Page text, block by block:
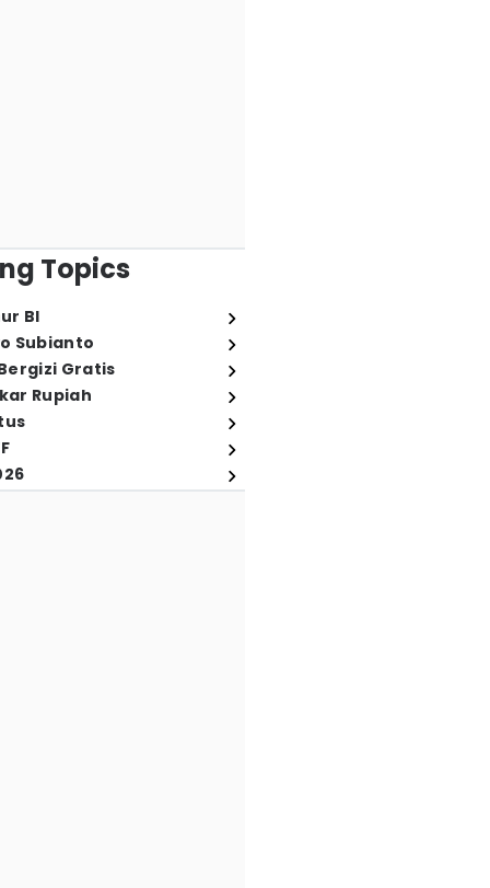
Topics
BI
Subianto
Gratis
Rupiah